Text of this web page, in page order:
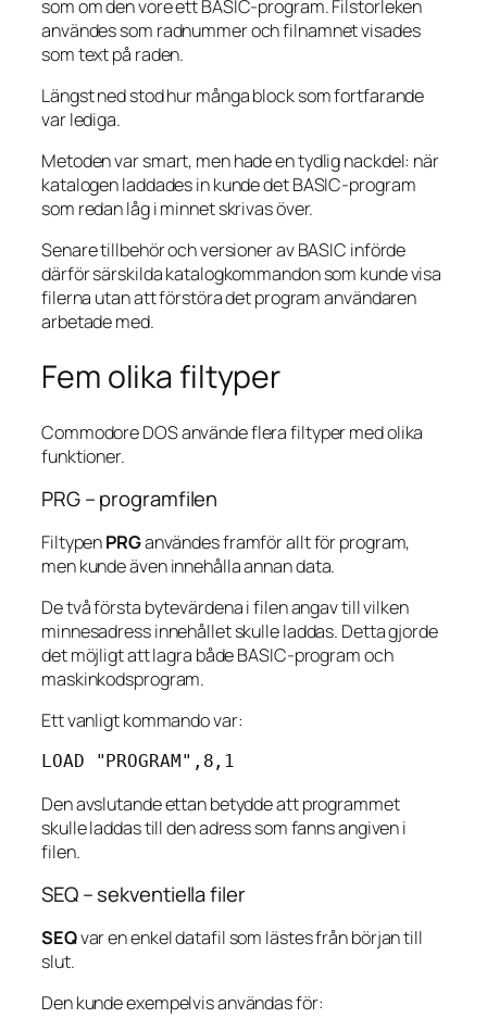
som om den vore ett BASIC-program. Filstorleken
användes som radnummer och filnamnet visades
som text på raden.
Längst ned stod hur många block som fortfarande
var lediga.
Metoden var smart, men hade en tydlig nackdel: när
katalogen laddades in kunde det BASIC-program
som redan låg i minnet skrivas över.
Senare tillbehör och versioner av BASIC införde
därför särskilda katalogkommandon som kunde visa
filerna utan att förstöra det program användaren
arbetade med.
Fem olika filtyper
Commodore DOS använde flera filtyper med olika
funktioner.
PRG – programfilen
FiltypenPRGanvändes framför allt för program,
men kunde även innehålla annan data.
De två första bytevärdena i filen angav till vilken
minnesadress innehållet skulle laddas. Detta gjorde
det möjligt att lagra både BASIC-program och
maskinkodsprogram.
Ett vanligt kommando var:
LOAD "PROGRAM",8,1
Den avslutande ettan betydde att programmet
skulle laddas till den adress som fanns angiven i
filen.
SEQ – sekventiella filer
SEQvar en enkel datafil som lästes från början till
slut.
Den kunde exempelvis användas för: